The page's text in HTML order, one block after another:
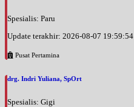
Spesialis: Paru
Update terakhir: 2026-08-07 19:59:54
Pusat Pertamina
drg. Indri Yuliana, SpOrt
Spesialis: Gigi